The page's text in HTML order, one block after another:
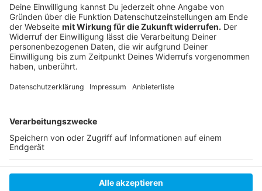
Instagram|Facebook|WhatsApp-Kanal
Anzeige
Anzeige